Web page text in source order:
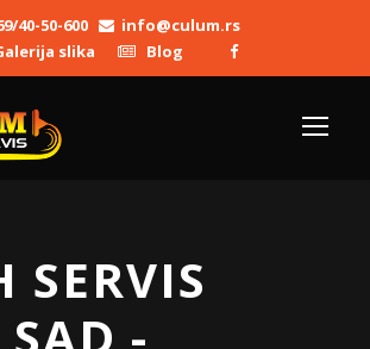
40-50-600
info@culum.rs
slika
Blog
SERVIS